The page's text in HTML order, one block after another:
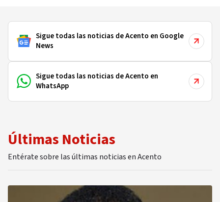
Sigue todas las noticias de Acento en Google
News
Sigue todas las noticias de Acento en
WhatsApp